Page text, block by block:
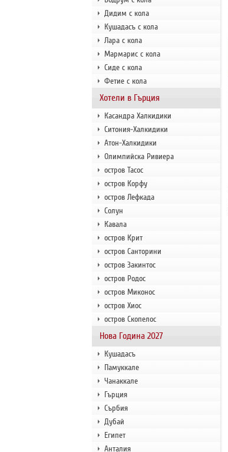
Дидим с кола
Кушадасъ с кола
Лара с кола
Мармарис с кола
Сиде с кола
Фетие с кола
Хотели в Гърция
Касандра Халкидики
Ситония-Халкидики
Атон-Халкидики
Олимпийска Ривиера
остров Тасос
остров Корфу
остров Лефкада
Солун
Кавала
остров Крит
остров Санторини
остров Закинтос
остров Родос
остров Миконос
остров Хиос
остров Скопелос
Нова Година 2027
Кушадасъ
Памуккале
Чанаккале
Гърция
Сърбия
Дубай
Египет
Анталия